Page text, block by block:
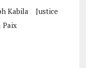
Kabila
Justice
Paix